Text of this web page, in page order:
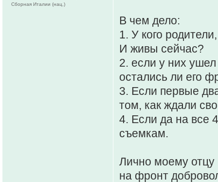
В чем дело:
1. У кого
И живы сейчас?
2. если у них
остались ли его
3. Если первые
том, как ждали
4. Если да на все
съемкам.
Лично моему отцу
на фронт
Сборная Италии (нац.)